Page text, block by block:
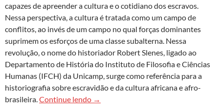
capazes de apreender a cultura e o cotidiano dos escravos.
Nessa perspectiva, a cultura é tratada como um campo de
conflitos, ao invés de um campo no qual forças dominantes
suprimem os esforços de uma classe subalterna. Nessa
revolução, o nome do historiador Robert Slenes, ligado ao
Departamento de História do Instituto de Filosofia e Ciências
Humanas (IFCH) da Unicamp, surge como referência para a
historiografia sobre escravidão e da cultura africana e afro-
brasileira.Continue lendo Documentário revisita trajetória e
→